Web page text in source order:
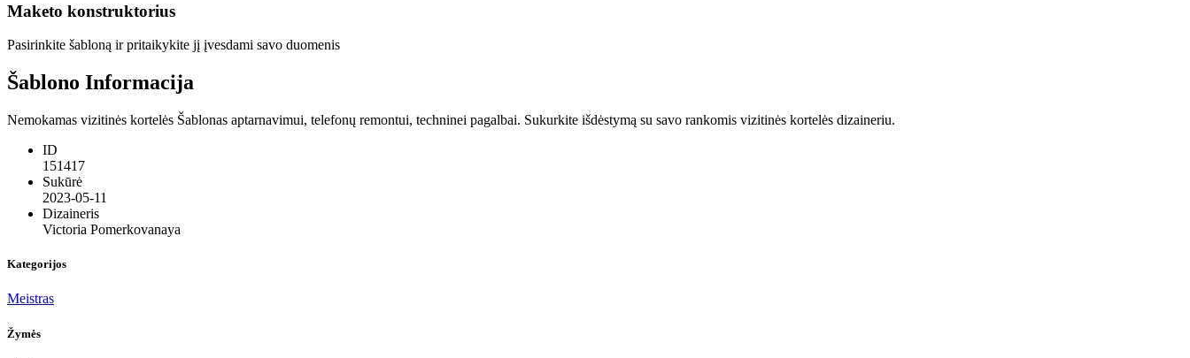
Maketo konstruktorius
Pasirinkite šabloną ir pritaikykite jį įvesdami savo duomenis
Šablono Informacija
Nemokamas vizitinės kortelės Šablonas aptarnavimui, telefonų remontui, techninei pagalbai. Sukurkite išdėstymą su savo rankomis vizitinės kortelės dizaineriu.
ID
151417
Sukūrė
2023-05-11
Dizaineris
Victoria Pomerkovanaya
Kategorijos
Meistras
Žymės